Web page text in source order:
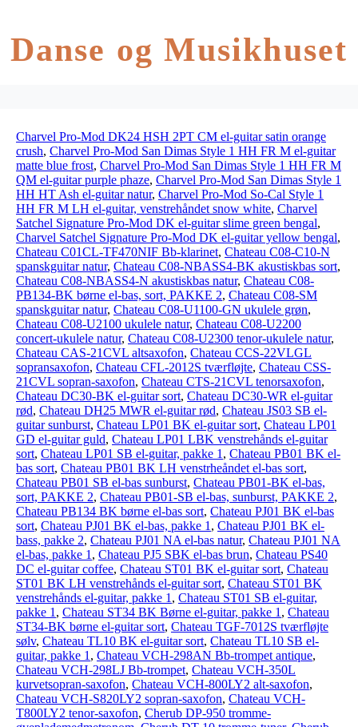
Danse og Musikhuset
Charvel Pro-Mod DK24 HSH 2PT CM el-guitar satin orange
crush, Charvel Pro-Mod San Dimas Style 1 HH FR M el-guitar
matte blue frost, Charvel Pro-Mod San Dimas Style 1 HH FR M
QM el-guitar purple phaze, Charvel Pro-Mod San Dimas Style 1
HH HT Ash el-guitar natur, Charvel Pro-Mod So-Cal Style 1
HH FR M LH el-guitar, venstrehåndet snow white, Charvel
Satchel Signature Pro-Mod DK el-guitar slime green bengal,
Charvel Satchel Signature Pro-Mod DK el-guitar yellow bengal,
Chateau C01CL-TF470NIF Bb-klarinet, Chateau C08-C10-N
spanskguitar natur, Chateau C08-NBASS4-BK akustiskbas sort,
Chateau C08-NBASS4-N akustiskbas natur, Chateau C08-
PB134-BK børne el-bas, sort, PAKKE 2, Chateau C08-SM
spanskguitar natur, Chateau C08-U1100-GN ukulele grøn,
Chateau C08-U2100 ukulele natur, Chateau C08-U2200
concert-ukulele natur, Chateau C08-U2300 tenor-ukulele natur,
Chateau CAS-21CVL altsaxofon, Chateau CCS-22VLGL
sopransaxofon, Chateau CFL-2012S tværfløjte, Chateau CSS-
21CVL sopran-saxofon, Chateau CTS-21CVL tenorsaxofon,
Chateau DC30-BK el-guitar sort, Chateau DC30-WR el-guitar
rød, Chateau DH25 MWR el-guitar rød, Chateau JS03 SB el-
guitar sunburst, Chateau LP01 BK el-guitar sort, Chateau LP01
GD el-guitar guld, Chateau LP01 LBK venstrehånds el-guitar
sort, Chateau LP01 SB el-guitar, pakke 1 , Chateau PB01 BK el-
bas sort, Chateau PB01 BK LH venstrheåndet el-bas sort,
Chateau PB01 SB el-bas sunburst, Chateau PB01-BK el-bas,
sort, PAKKE 2, Chateau PB01-SB el-bas, sunburst, PAKKE 2,
Chateau PB134 BK børne el-bas sort, Chateau PJ01 BK el-bas
sort, Chateau PJ01 BK el-bas, pakke 1 , Chateau PJ01 BK el-
bass, pakke 2, Chateau PJ01 NA el-bas natur, Chateau PJ01 NA
el-bas, pakke 1 , Chateau PJ5 SBK el-bas brun, Chateau PS40
DC el-guitar coffee, Chateau ST01 BK el-guitar sort, Chateau
ST01 BK LH venstrehånds el-guitar sort, Chateau ST01 BK
venstrehånds el-guitar, pakke 1 , Chateau ST01 SB el-guitar,
pakke 1 , Chateau ST34 BK Børne el-guitar, pakke 1 , Chateau
ST34-BK børne el-guitar sort, Chateau TGF-7012S tværfløjte
sølv, Chateau TL10 BK el-guitar sort, Chateau TL10 SB el-
guitar, pakke 1 , Chateau VCH-298AN Bb-trompet antique,
Chateau VCH-298LJ Bb-trompet, Chateau VCH-350L
kurvetsopran-saxofon, Chateau VCH-800LY2 alt-saxofon,
Chateau VCH-S820LY2 sopran-saxofon, Chateau VCH-
T800LY2 tenor-saxofon, Cherub DP-950 tromme-